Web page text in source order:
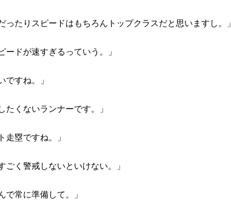
ったりスピードはもちろんトップクラスだと思いますし。」
ードが速すぎるっていう。」
ですね。」
たくないランナーです。」
走塁ですね。」
ごく警戒しないといけない。」
で常に準備して。」